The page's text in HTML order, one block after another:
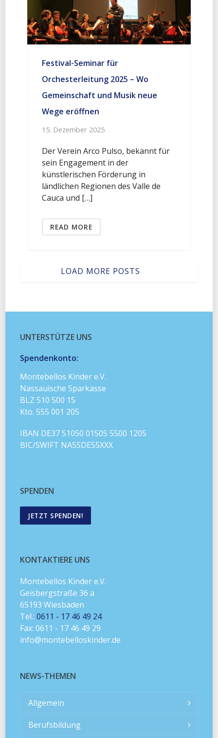
Festival-Seminar für
Orchesterleitung 2025 – Wo
Gemeinschaft und Musik neue
Wege eröffnen
15. Dezember 2025
Der Verein Arco Pulso, bekannt für
sein Engagement in der
künstlerischen Förderung in
ländlichen Regionen des Valle de
Cauca und […]
READ MORE
LOAD MORE POSTS
UNTERSTÜTZE UNS
Spendenkonto:
Montebellos Kinder e.V.
Nassauische Sparkasse
BLZ 510 500 15
Kto. 555 001 205
IBAN DE37 51050 01505 5500 1205
BIC/SWIFT NASSDE55XXX
SPENDEN
JETZT SPENDEN!
KONTAKTIERE UNS
Montebellos Kinder e.V.
Geisbergstraße 36 a
65193 Wiesbaden
Tel.:0611 - 17 46 49 24
Fax: 0611 - 17 46 49 29
info@montebelloskinder.de
NEWS-THEMEN
Allgemein
Berufsbildung